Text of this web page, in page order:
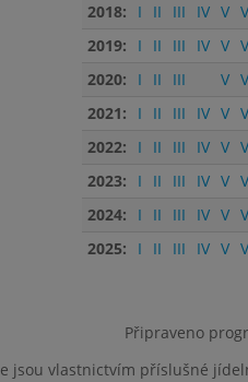
2018:
I II III IV V
2019:
I II III IV V
2020:
I II III V
2021:
I II III IV V
2022:
I II III IV V
2023:
I II III IV V
2024:
I II III IV V
2025:
I II III IV V
Připraveno
jsou vlastnictvím příslušné